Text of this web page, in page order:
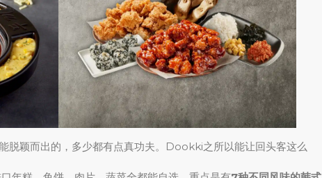
脱颖而出的，多少都有点真功夫。Dookki之所以能让回头客这么